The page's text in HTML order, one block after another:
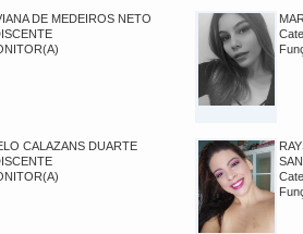
DE MEDEIROS NETO
CALAZANS DUARTE